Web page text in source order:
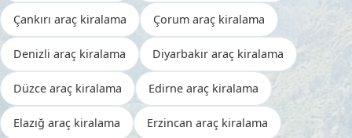
Çankırı araç kiralama Çorum araç kiralama
Denizli araç kiralama Diyarbakır araç kiralama
Düzce araç kiralama Edirne araç kiralama
Elazığ araç kiralama Erzincan araç kiralama